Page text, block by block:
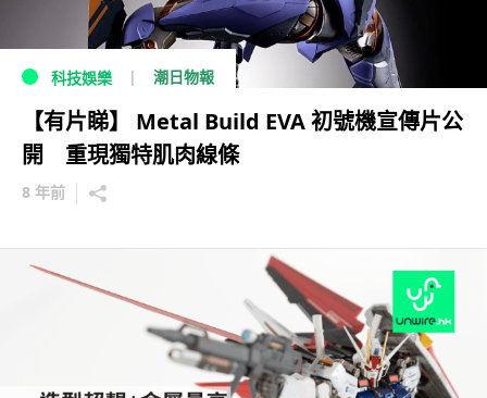
科技娛樂 潮日物報
【有片睇】 Metal Build EVA 初號機宣傳片公
開 重現獨特肌肉線條
8 年前